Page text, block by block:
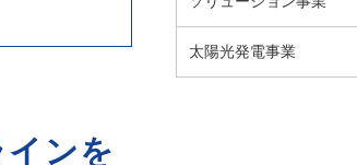
ンを
太陽光発電事業